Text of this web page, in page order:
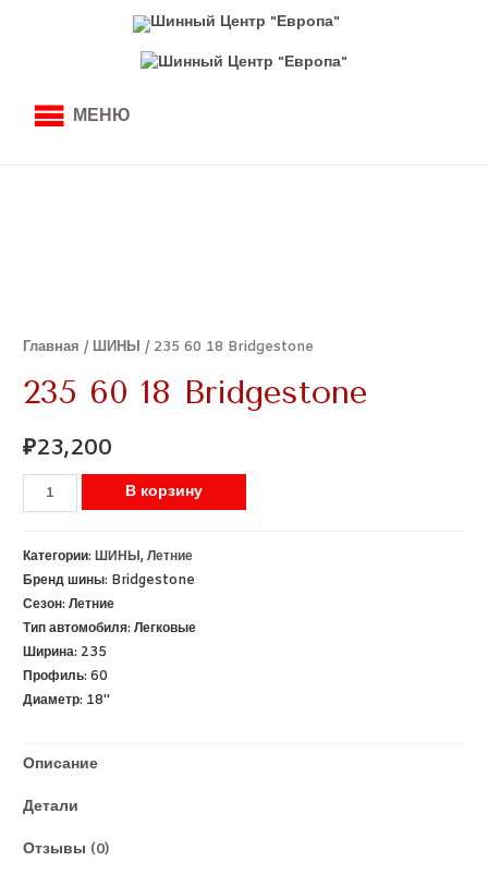
МЕНЮ
Главная / ШИНЫ / 235 60 18 Bridgestone
235 60 18 Bridgestone
₽23,200
В корзину
Категории:ШИНЫ,Летние
Бренд шины: Bridgestone
Сезон:Летние
Тип автомобиля:Легковые
Ширина: 235
Профиль:60
Диаметр: 18''
Описание
Детали
Отзывы (0)